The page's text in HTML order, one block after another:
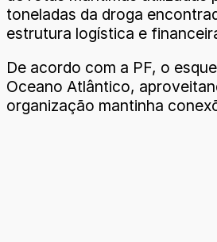
toneladas da droga
estrutura logística e
De acordo com a PF, o
Oceano Atlântico,
organização mantinha